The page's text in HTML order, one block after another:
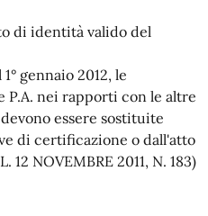
di identità valido del
gennaio 2012, le
nei rapporti con le altre
essere sostituite
di certificazione o dall'atto
12 NOVEMBRE 2011, N. 183)